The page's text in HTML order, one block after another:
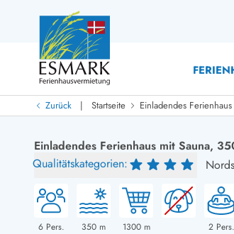
Last Minute
Last Minute
Neu bei uns!
Neue Ferienhäuser bei ESMARKFerienhäuser mit
Neurenovierte Ferienhäuser
Ferienhäuser mit Endreinigung inklusive
Ferienhäuser dicht am Strand
Zurück | Startseite Einladendes
Einladendes Ferienhaus mit Sauna,
Qualitätskategorien:
6Pers. 350 m 1300m 2Pers.